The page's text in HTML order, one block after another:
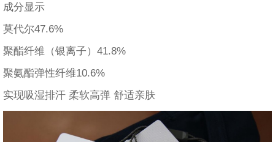
成分显示
莫代尔47.6%
聚酯纤维（银离子）41.8%
聚氨酯弹性纤维10.6%
实现吸湿排汗 柔软高弹 舒适亲肤